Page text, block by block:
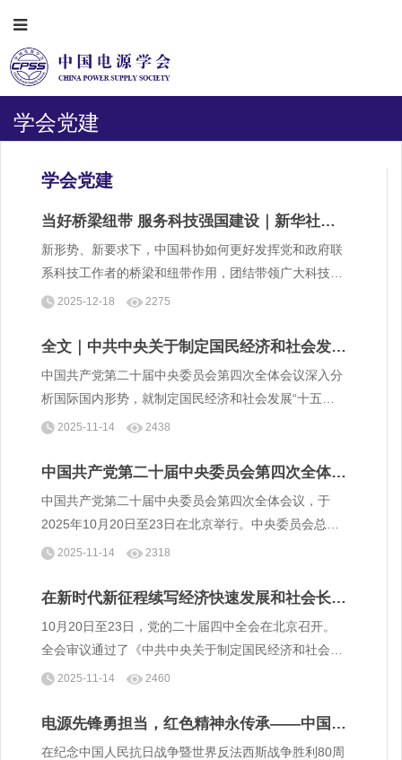
学会党建
学会党建
当好桥梁纽带 服务科技强国建设｜新华社专
访中国科协党组书记贺军科
新形势、新要求下，中国科协如何更好发挥党和政府联
系科技工作者的桥梁和纽带作用，团结带领广大科技工
作者建设科技强国？新华社记者采访了中国科协党组书
2025-12-18 2275
全文｜中共中央关于制定国民经济和社会发展
第十五个五年规划的建议
中国共产党第二十届中央委员会第四次全体会议深入分
析国际国内形势，就制定国民经济和社会发展“十五
五”规划提出以下建议。
2025-11-14 2438
中国共产党第二十届中央委员会第四次全体会
议公报
中国共产党第二十届中央委员会第四次全体会议，于
2025年10月20日至23日在北京举行。中央委员会总书
记习近平作重要讲话。
2025-11-14 2318
在新时代新征程续写经济快速发展和社会长期
稳定两大奇迹新篇章——中共中央举行新闻发
布会解读党的二十届四中全会精神
10月20日至23日，党的二十届四中全会在北京召开。
全会审议通过了《中共中央关于制定国民经济和社会发
展第十五个五年规划的建议》。 10月24日，中共中央
神。
2025-11-14 2460
电源先锋勇担当，红色精神永传承——中国电
源学会秘书处党支部组织赴盘山烈士陵园祭扫
在纪念中国人民抗日战争暨世界反法西斯战争胜利80周